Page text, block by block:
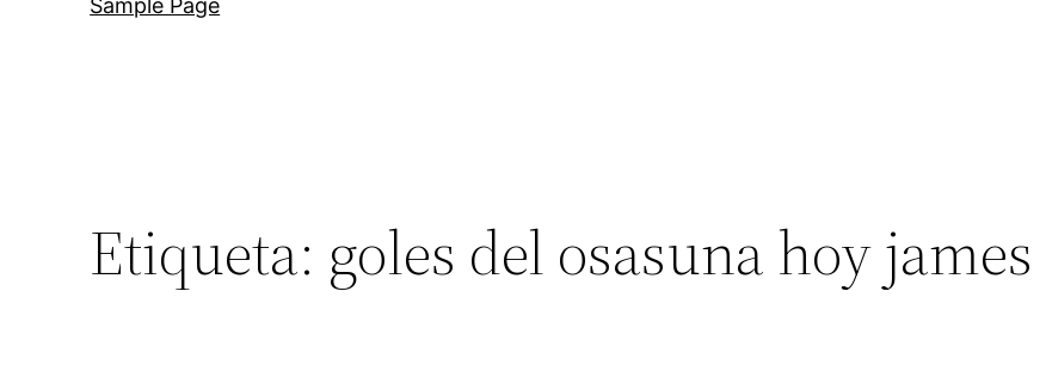
Sample Page
Etiqueta: goles del osasuna hoy james